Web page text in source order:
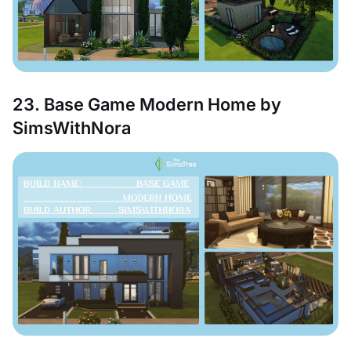
23. Base Game Modern Home by
SimsWithNora